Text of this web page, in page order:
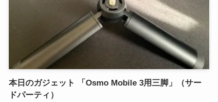
本日のガジェット 「Osmo Mobile 3用三脚」（サー
ドパーティ）